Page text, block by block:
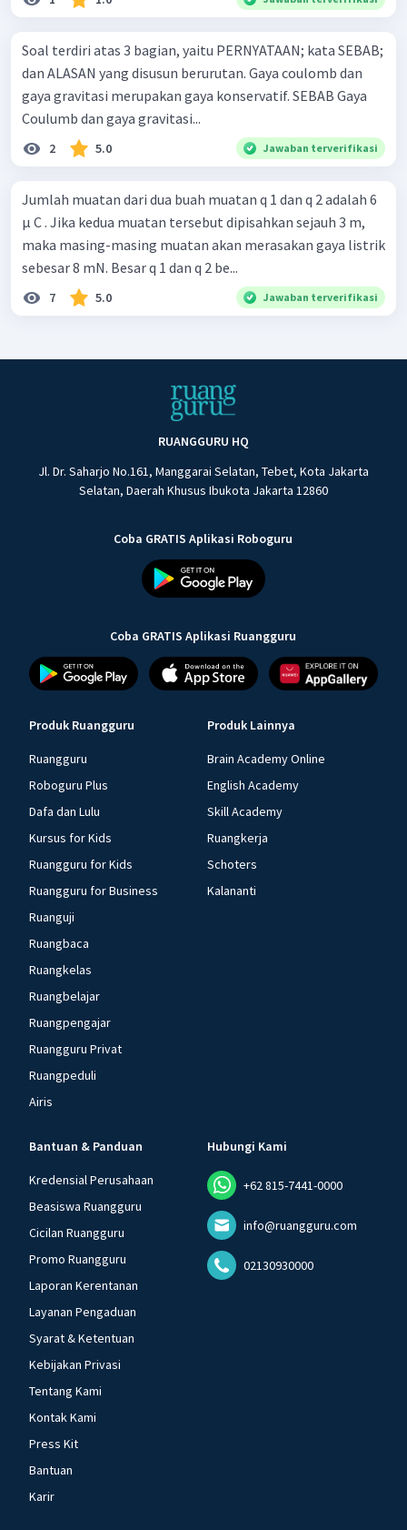
Soal terdiri atas 3 bagian, yaitu PERNYATAAN; kata SEBAB;
dan ALASAN yang disusun berurutan. Gaya coulomb dan
gaya gravitasi merupakan gaya konservatif. SEBAB Gaya
Coulumb dan gaya gravitasi...
2 5.0 Jawaban terverifikasi
Jumlah muatan dari dua buah muatan q 1 dan q 2 adalah 6
μ C . Jika kedua muatan tersebut dipisahkan sejauh 3 m,
maka masing-masing muatan akan merasakan gaya listrik
sebesar 8 mN. Besar q 1 dan q 2 be...
7 5.0 Jawaban terverifikasi
RUANGGURU HQ
Jl. Dr. Saharjo No.161, Manggarai Selatan, Tebet, Kota Jakarta
Selatan, Daerah Khusus Ibukota Jakarta 12860
Coba GRATIS Aplikasi Roboguru
Coba GRATIS Aplikasi Ruangguru
Produk Ruangguru
Ruangguru
Roboguru Plus
Dafa dan Lulu
Kursus for Kids
Ruangguru for Kids
Ruangguru for Business
Ruanguji
Ruangbaca
Ruangkelas
Ruangbelajar
Ruangpengajar
Ruangguru Privat
Ruangpeduli
Airis
Produk Lainnya
Brain Academy Online
English Academy
Skill Academy
Ruangkerja
Schoters
Kalananti
Bantuan & Panduan
Kredensial Perusahaan
Beasiswa Ruangguru
Cicilan Ruangguru
Promo Ruangguru
Laporan Kerentanan
Layanan Pengaduan
Syarat & Ketentuan
Kebijakan Privasi
Tentang Kami
Kontak Kami
Press Kit
Bantuan
Karir
Hubungi Kami
+62 815-7441-0000
info@ruangguru.com
02130930000